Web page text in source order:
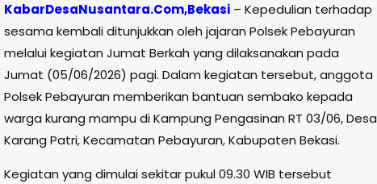
KabarDesaNusantara.Com,Bekasi – Kepedulian terhadap
sesama kembali ditunjukkan oleh jajaran Polsek Pebayuran
melalui kegiatan Jumat Berkah yang dilaksanakan pada
Jumat (05/06/2026) pagi. Dalam kegiatan tersebut, anggota
Polsek Pebayuran memberikan bantuan sembako kepada
warga kurang mampu di Kampung Pengasinan RT 03/06, Desa
Karang Patri, Kecamatan Pebayuran, Kabupaten Bekasi.
Kegiatan yang dimulai sekitar pukul 09.30 WIB tersebut